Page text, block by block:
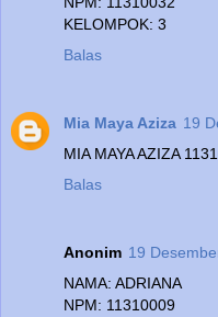
KELOMPOK: 3
Balas
Mia Maya Aziza 19
MIA MAYA AZIZA
Balas
Anonim 19
NAMA: ADRIANA
NPM: 11310009